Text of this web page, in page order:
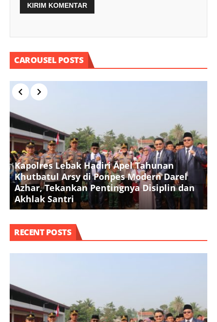
CAROUSEL POSTS
Kapolres Lebak Hadiri Apel Tahunan
Khutbatul Arsy di Ponpes Modern Darel
Azhar, Tekankan Pentingnya Disiplin dan
Akhlak Santri
RECENT POSTS